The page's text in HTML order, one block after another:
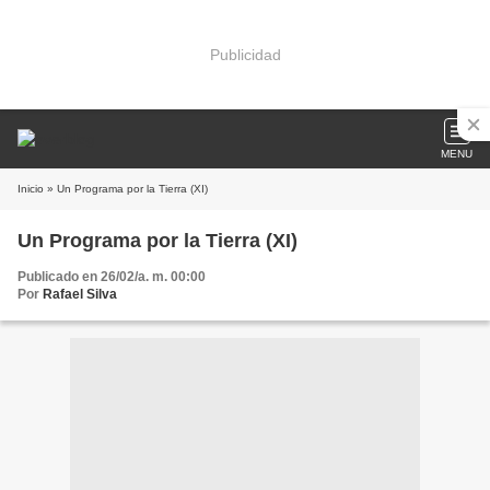
Publicidad
MENU
Inicio » Un Programa por la Tierra (XI)
Un Programa por la Tierra (XI)
Publicado en 26/02/a. m. 00:00
Por Rafael Silva